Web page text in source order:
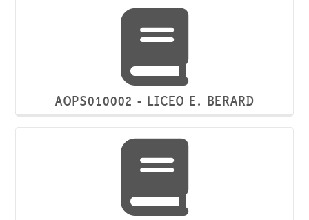
AOPS010002 - LICEO E. BERARD